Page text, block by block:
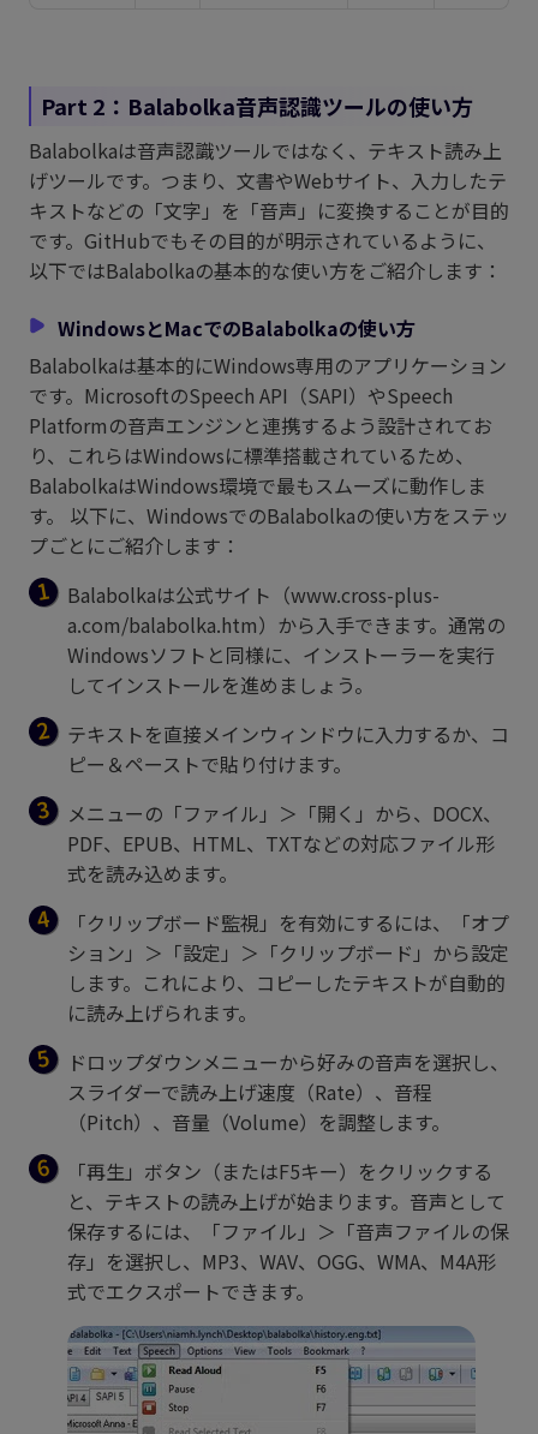
Part 2：Balabolka音声認識ツールの使い方
Balabolkaは音声認識ツールではなく、テキスト読み上
げツールです。つまり、文書やWebサイト、入力したテ
キストなどの「文字」を「音声」に変換することが目的
です。GitHubでもその目的が明示されているように、
以下ではBalabolkaの基本的な使い方をご紹介します：
WindowsとMacでのBalabolkaの使い方
Balabolkaは基本的にWindows専用のアプリケーション
です。MicrosoftのSpeech API（SAPI）やSpeech
Platformの音声エンジンと連携するよう設計されてお
り、これらはWindowsに標準搭載されているため、
BalabolkaはWindows環境で最もスムーズに動作しま
す。 以下に、WindowsでのBalabolkaの使い方をステッ
プごとにご紹介します：
Balabolkaは公式サイト（www.cross-plus-
a.com/balabolka.htm）から入手できます。通常の
Windowsソフトと同様に、インストーラーを実行
してインストールを進めましょう。
テキストを直接メインウィンドウに入力するか、コ
ピー＆ペーストで貼り付けます。
メニューの「ファイル」＞「開く」から、DOCX、
PDF、EPUB、HTML、TXTなどの対応ファイル形
式を読み込めます。
「クリップボード監視」を有効にするには、「オプ
ション」＞「設定」＞「クリップボード」から設定
します。これにより、コピーしたテキストが自動的
に読み上げられます。
ドロップダウンメニューから好みの音声を選択し、
スライダーで読み上げ速度（Rate）、音程
（Pitch）、音量（Volume）を調整します。
「再生」ボタン（またはF5キー）をクリックする
と、テキストの読み上げが始まります。音声として
保存するには、「ファイル」＞「音声ファイルの保
存」を選択し、MP3、WAV、OGG、WMA、M4A形
式でエクスポートできます。